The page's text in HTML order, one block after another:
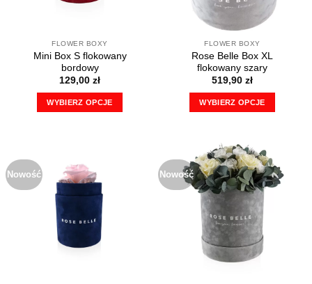
FLOWER BOXY
Mini Box S flokowany
bordowy
129,00 zł
WYBIERZ OPCJE
wiele
wariantów.
Opcje
można
wybrać
stronie
FLOWER BOXY
Rose Belle Box XL
flokowany szary
519,90 zł
WYBIERZ OPCJE
ma
wiele
wariantów.
Opcje
można
wybrać
na
stronie
produktu
Nowość Nowość